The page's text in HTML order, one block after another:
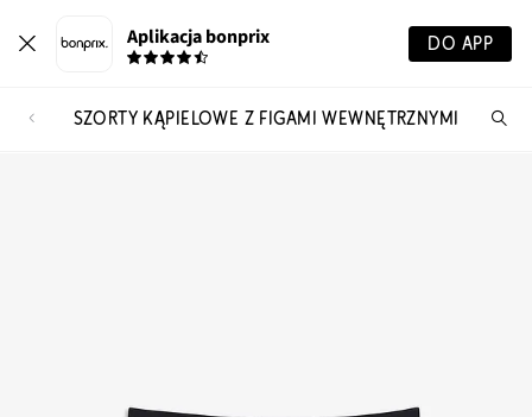
Aplikacja bonprix DO APP
SZORTY KĄPIELOWE Z FIGAMI WEWNĘTRZNYMI